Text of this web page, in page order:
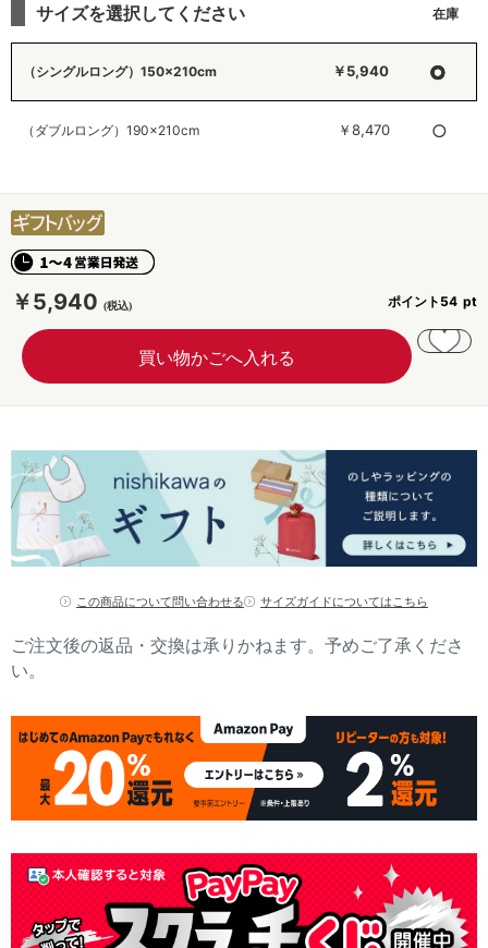
￥5,940 ポイント54
サイズを選択してください
（シングルロング）150×210cm ￥5,940 ○
（ダブルロング）190×210cm ￥8,470 ○
この商品について問い合わせる サイズガイドについてはこちら
ご注文後の返品・交換は承りかねます。予めご了承くださ
い。